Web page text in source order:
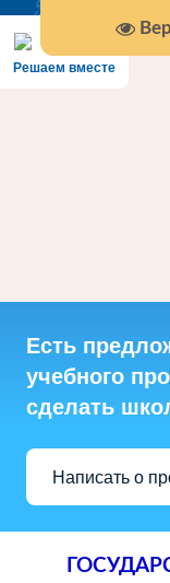
Решаем вместе
Есть
учебного
сделать
Написать о